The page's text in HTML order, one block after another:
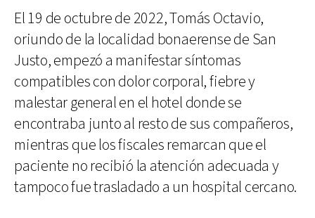
El 19 de octubre de 2022, Tomás Octavio,
oriundo de la localidad bonaerense de San
Justo, empezó a manifestar síntomas
compatibles con dolor corporal, fiebre y
malestar general en el hotel donde se
encontraba junto al resto de sus compañeros,
mientras que los fiscales remarcan que el
paciente no recibió la atención adecuada y
tampoco fue trasladado a un hospital cercano.